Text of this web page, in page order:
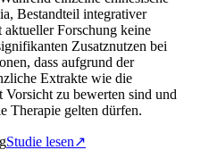
Bestandteil integrativer
aktueller Forschung keine
Zusatznutzen bei
dass aufgrund der
Extrakte wie die
zu bewerten sind und
Therapie gelten dürfen.
Studie lesen↗